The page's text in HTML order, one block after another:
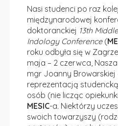
Nasi studenci po raz
międzynarodowej
doktoranckiej 13th
Indology Conference(
roku odbyła się w
maja – 2 czerwca,
mgr Joanny Browarskiej
reprezentacją
osób (nie licząc
MESIC-a. Niektórzy
swoich towarzyszy